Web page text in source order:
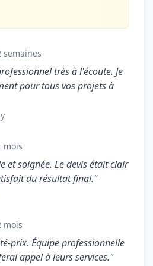
semaines
très à l'écoute. Je
pour tous vos projets à
mois
et soignée. Le devis était clair
du résultat final."
mois
prix. Équipe professionnelle
appel à leurs services."